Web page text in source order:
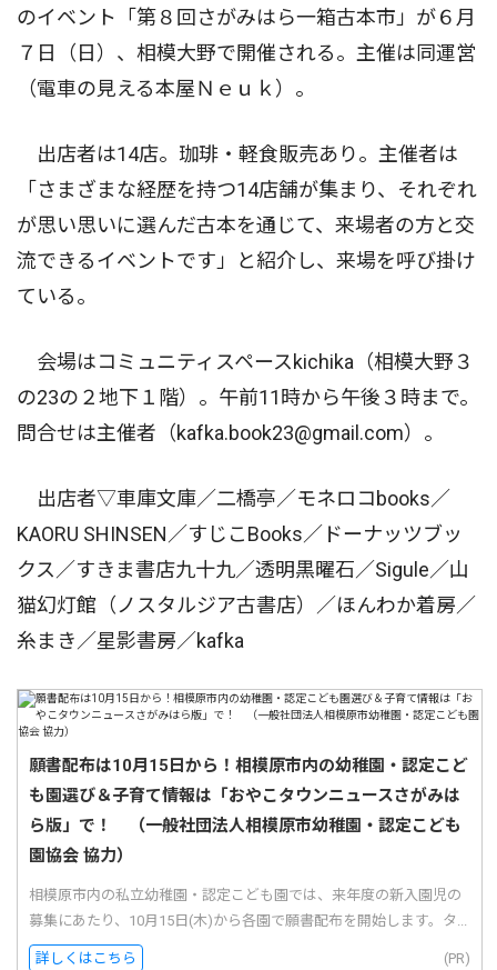
のイベント「第８回さがみはら一箱古本市」が６月
７日（日）、相模大野で開催される。主催は同運営
（電車の見える本屋Ｎｅｕｋ）。
出店者は14店。珈琲・軽食販売あり。主催者は
「さまざまな経歴を持つ14店舗が集まり、それぞれ
が思い思いに選んだ古本を通じて、来場者の方と交
流できるイベントです」と紹介し、来場を呼び掛け
ている。
会場はコミュニティスペースkichika（相模大野３
の23の２地下１階）。午前11時から午後３時まで。
問合せは主催者（kafka.book23@gmail.com）。
出店者▽車庫文庫／二橋亭／モネロコbooks／
KAORU SHINSEN／すじこBooks／ドーナッツブッ
クス／すきま書店九十九／透明黒曜石／Sigule／山
猫幻灯館（ノスタルジア古書店）／ほんわか着房／
糸まき／星影書房／kafka
願書配布は10月15日から！相模原市内の幼稚園・認定こど
も園選び＆子育て情報は「おやこタウンニュースさがみは
ら版」で！ （一般社団法人相模原市幼稚園・認定こども
園協会 協力）
相模原市内の私立幼稚園・認定こども園では、来年度の新入園児の
募集にあたり、10月15日(木)から各園で願書配布を開始します。タ...
詳しくはこちら (PR)